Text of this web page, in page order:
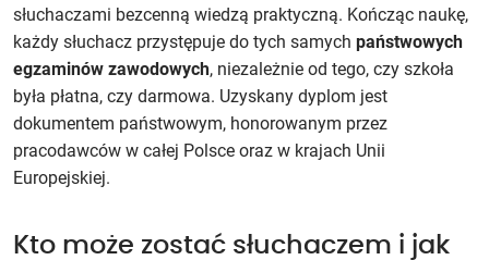
słuchaczami bezcenną wiedzą praktyczną. Kończąc naukę,
każdy słuchacz przystępuje do tych samych państwowych
egzaminów zawodowych, niezależnie od tego, czy szkoła
była płatna, czy darmowa. Uzyskany dyplom jest
dokumentem państwowym, honorowanym przez
pracodawców w całej Polsce oraz w krajach Unii
Europejskiej.
Kto może zostać słuchaczem i jak